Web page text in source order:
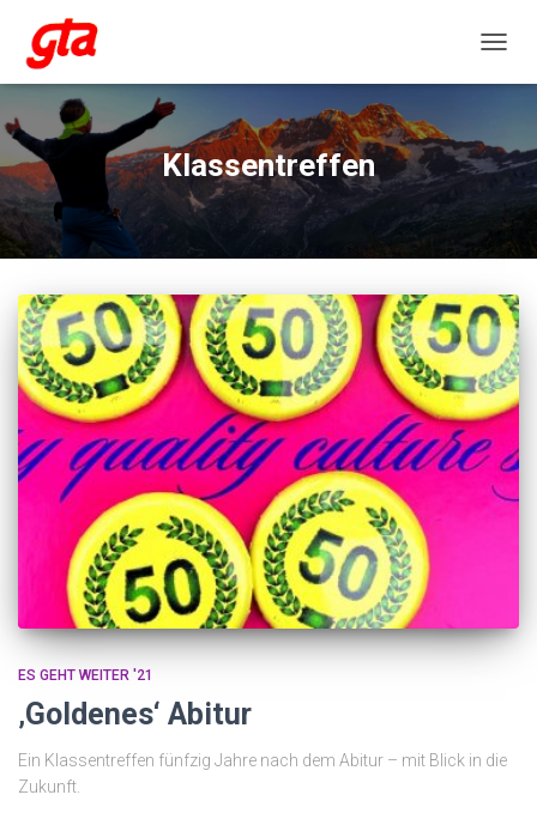
Klassentreffen
ES GEHT WEITER '21
‚Goldenes‘ Abitur
Ein Klassentreffen fünfzig Jahre nach dem Abitur – mit Blick in die
Zukunft.